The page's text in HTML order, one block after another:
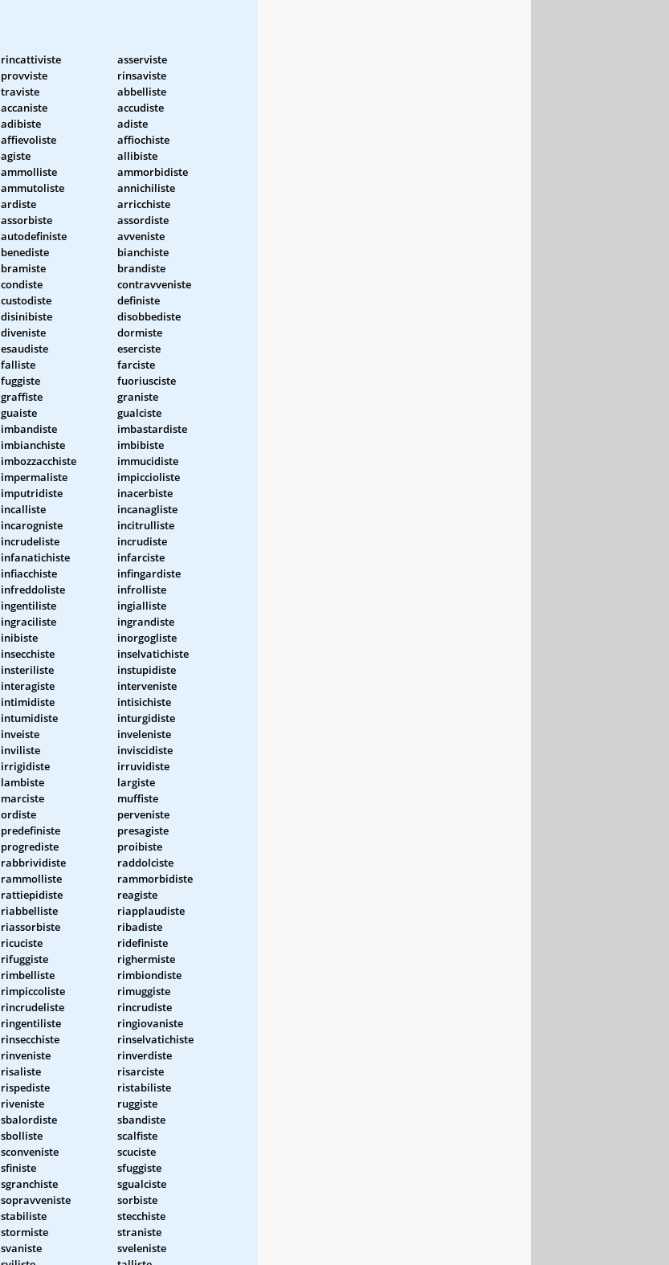
rincattiviste
asserviste
provviste
rinsaviste
traviste
abbelliste
accaniste
accudiste
adibiste
adiste
affievoliste
affiochiste
agiste
allibiste
ammolliste
ammorbidiste
ammutoliste
annichiliste
ardiste
arricchiste
assorbiste
assordiste
autodefiniste
avveniste
benediste
bianchiste
bramiste
brandiste
condiste
contravveniste
custodiste
definiste
disinibiste
disobbediste
diveniste
dormiste
esaudiste
eserciste
falliste
farciste
fuggiste
fuoriusciste
graffiste
graniste
guaiste
gualciste
imbandiste
imbastardiste
imbianchiste
imbibiste
imbozzacchiste
immucidiste
impermaliste
impiccioliste
imputridiste
inacerbiste
incalliste
incanagliste
incarogniste
incitrulliste
incrudeliste
incrudiste
infanatichiste
infarciste
infiacchiste
infingardiste
infreddoliste
infrolliste
ingentiliste
ingialliste
ingraciliste
ingrandiste
inibiste
inorgogliste
insecchiste
inselvatichiste
insteriliste
instupidiste
interagiste
interveniste
intimidiste
intisichiste
intumidiste
inturgidiste
inveiste
inveleniste
inviliste
inviscidiste
irrigidiste
irruvidiste
lambiste
largiste
marciste
muffiste
ordiste
perveniste
predefiniste
presagiste
progrediste
proibiste
rabbrividiste
raddolciste
rammolliste
rammorbidiste
rattiepidiste
reagiste
riabbelliste
riapplaudiste
riassorbiste
ribadiste
ricuciste
ridefiniste
rifuggiste
righermiste
rimbelliste
rimbiondiste
rimpiccoliste
rimuggiste
rincrudeliste
rincrudiste
ringentiliste
ringiovaniste
rinsecchiste
rinselvatichiste
rinveniste
rinverdiste
risaliste
risarciste
rispediste
ristabiliste
riveniste
ruggiste
sbalordiste
sbandiste
sbolliste
scalfiste
sconveniste
scuciste
sfiniste
sfuggiste
sgranchiste
sgualciste
sopravveniste
sorbiste
stabiliste
stecchiste
stormiste
straniste
svaniste
sveleniste